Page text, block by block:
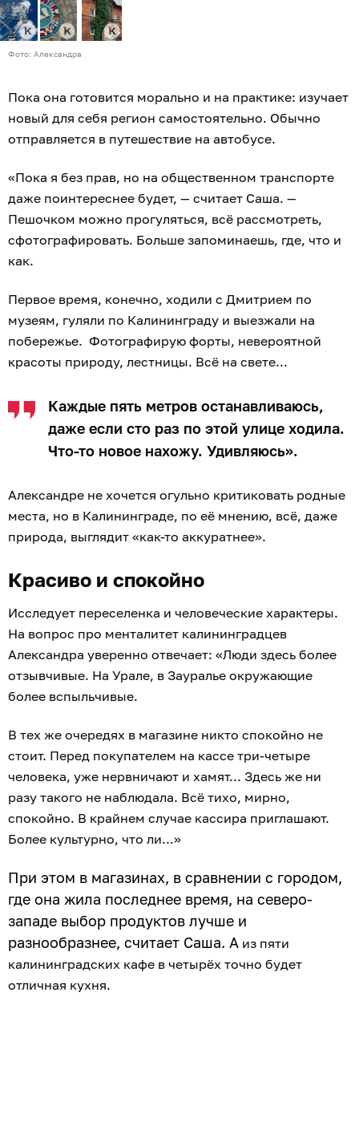
Фото: Александра
Пока она готовится морально и на практике: изучает
новый для себя регион самостоятельно. Обычно
отправляется в путешествие на автобусе.
«Пока я без прав, но на общественном транспорте
даже поинтереснее будет, — считает Саша. —
Пешочком можно прогуляться, всё рассмотреть,
сфотографировать. Больше запоминаешь, где, что и
как.
Первое время, конечно, ходили с Дмитрием по
музеям, гуляли по Калининграду и выезжали на
побережье. Фотографирую форты, невероятной
красоты природу, лестницы. Всё на свете...
Каждые пять метров останавливаюсь,
даже если сто раз по этой улице ходила.
Что-то новое нахожу. Удивляюсь».
Александре не хочется огульно критиковать родные
места, но в Калининграде, по её мнению, всё, даже
природа, выглядит «как-то аккуратнее».
Красиво и спокойно
Исследует переселенка и человеческие характеры.
На вопрос про менталитет калининградцев
Александра уверенно отвечает: «Люди здесь более
отзывчивые. На Урале, в Зауралье окружающие
более вспыльчивые.
В тех же очередях в магазине никто спокойно не
стоит. Перед покупателем на кассе три-четыре
человека, уже нервничают и хамят... Здесь же ни
разу такого не наблюдала. Всё тихо, мирно,
спокойно. В крайнем случае кассира приглашают.
Более культурно, что ли...»
При этом в магазинах, в сравнении с городом,
где она жила последнее время, на северо-
западе выбор продуктов лучше и
разнообразнее, считает Саша. А из пяти
калининградских кафе в четырёх точно будет
отличная кухня.